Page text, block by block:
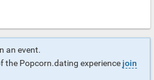
an event.
the Popcorn.dating experience join